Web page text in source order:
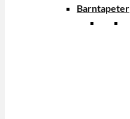
Barntapeter